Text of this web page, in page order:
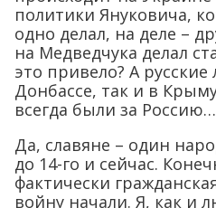
политики Януковича,
одно делал, на деле –
на Медведчука делал
это привело? А
Донбассе, так и в
всегда были за Россию…
Да, славяне – один
до 14-го и сейчас.
фактически
войну начали. Я, как и